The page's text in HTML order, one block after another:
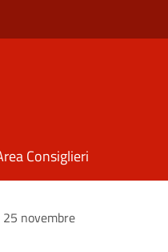
Consiglieri
novembre